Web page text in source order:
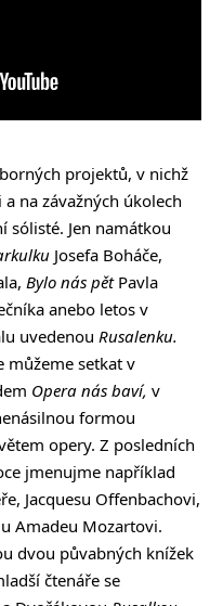
projektů, v nichž
na závažných úkolech
sólisté. Jen namátkou
Josefa Boháče,
Bylo nás pětPavla
anebo letos v
uvedenou Rusalenku.
můžeme setkat v
Opera nás baví, v
formou
opery. Z posledních
jmenujme například
Jacquesu Offenbachovi,
Amadeu Mozartovi.
dvou půvabných knížek
čtenáře se